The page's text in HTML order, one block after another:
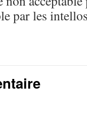
par les